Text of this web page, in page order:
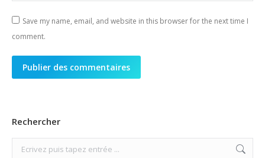
Save my name, email, and website in this browser for the next time I
comment.
Publier des commentaires
Rechercher
Search: